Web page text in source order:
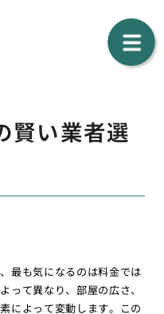
賢い業者選
最も気になるのは料金では
って異なり、部屋の広さ、
によって変動します。この